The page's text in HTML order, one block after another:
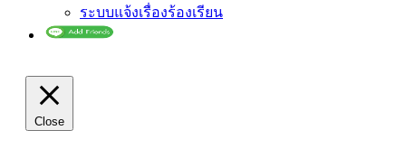
ระบบแจ้งเรื่องร้องเรียน
Close